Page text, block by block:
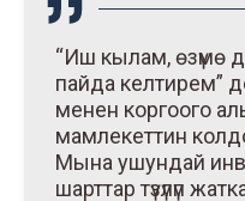
“Иш кылам, өзүмө
пайда келтирем”
менен коргоого
мамлекеттин
Мына ушундай
шарттар түзүлүп